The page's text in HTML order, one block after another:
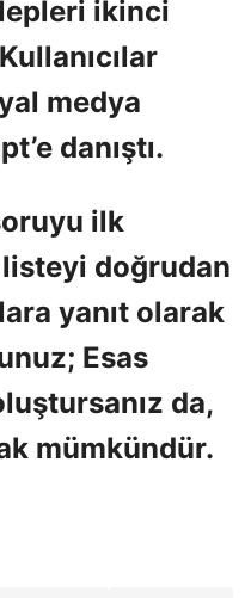
ikinci
medya
danıştı.
ilk
doğrudan
yanıt olarak
Esas
da,
mümkündür.